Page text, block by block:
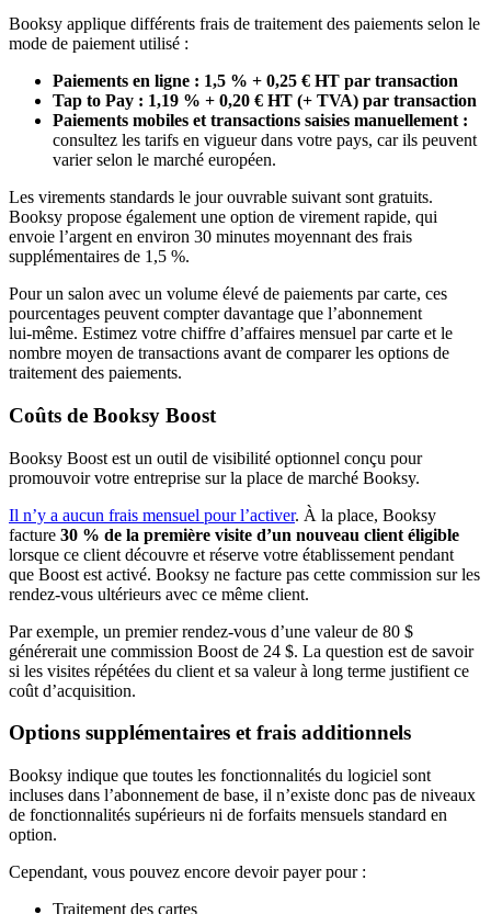
Booksy applique différents frais de traitement des paiements selon le
mode de paiement utilisé :
Paiements en ligne : 1,5 % + 0,25 € HT par transaction
Tap to Pay : 1,19 % + 0,20 € HT (+ TVA) par transaction
Paiements mobiles et transactions saisies manuellement :
consultez les tarifs en vigueur dans votre pays, car ils peuvent
varier selon le marché européen.
Les virements standards le jour ouvrable suivant sont gratuits.
Booksy propose également une option de virement rapide, qui
envoie l’argent en environ 30 minutes moyennant des frais
supplémentaires de 1,5 %.
Pour un salon avec un volume élevé de paiements par carte, ces
pourcentages peuvent compter davantage que l’abonnement
lui‑même. Estimez votre chiffre d’affaires mensuel par carte et le
nombre moyen de transactions avant de comparer les options de
traitement des paiements.
Coûts de Booksy Boost
Booksy Boost est un outil de visibilité optionnel conçu pour
promouvoir votre entreprise sur la place de marché Booksy.
Il n’y a aucun frais mensuel pour l’activer. À la place, Booksy
facture 30 % de la première visite d’un nouveau client éligible
lorsque ce client découvre et réserve votre établissement pendant
que Boost est activé. Booksy ne facture pas cette commission sur les
rendez-vous ultérieurs avec ce même client.
Par exemple, un premier rendez-vous d’une valeur de 80 $
générerait une commission Boost de 24 $. La question est de savoir
si les visites répétées du client et sa valeur à long terme justifient ce
coût d’acquisition.
Options supplémentaires et frais additionnels
Booksy indique que toutes les fonctionnalités du logiciel sont
incluses dans l’abonnement de base, il n’existe donc pas de niveaux
de fonctionnalités supérieurs ni de forfaits mensuels standard en
option.
Cependant, vous pouvez encore devoir payer pour :
Traitement des cartes